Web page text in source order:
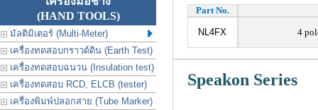
(HAND TOOLS)
มัลติมิเตอร์ (Multi-Meter)
เครื่องทดสอบกราวด์ดิน (Earth Test)
เครื่องทดสอบฉนวน (Insulation test)
เครื่องทดสอบ RCD, ELCB (tester)
เครื่องพิมพ์ปลอกสาย (Tube Marker)
Part No.
NL4FX 4
Speakon Series